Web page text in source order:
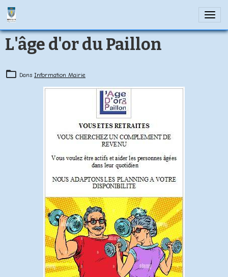
L'âge d'or du Paillon
Dans Information Mairie